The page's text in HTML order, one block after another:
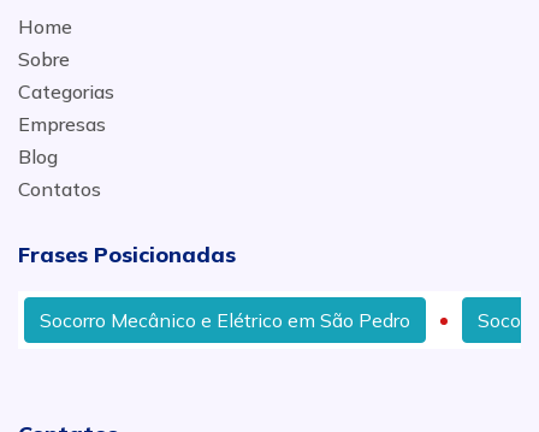
Home
Sobre
Categorias
Empresas
Blog
Contatos
Frases Posicionadas
Socorro Mecânico e Elétrico em São Pedro